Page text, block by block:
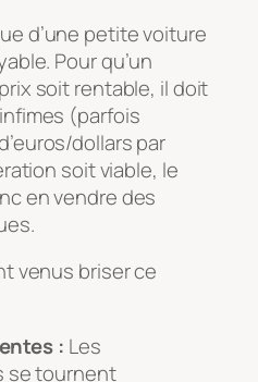
d’une petite voiture
Pour qu’un
soit rentable, il doit
(parfois
dollars par
soit viable, le
en vendre des
venus briser ce
: Les
se tournent